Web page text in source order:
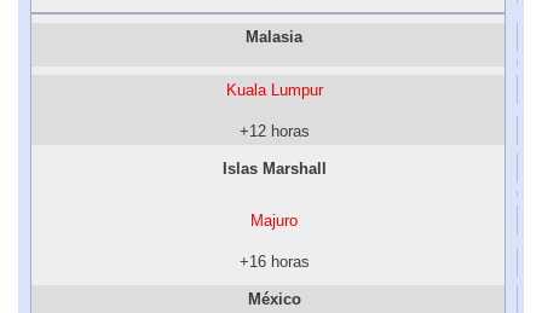
Malasia
Kuala Lumpur
+12 horas
Islas Marshall
Majuro
+16 horas
México